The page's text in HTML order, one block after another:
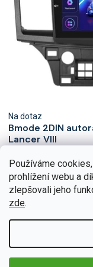
Používáme
prohlížení webu a
zlepšovali jeho
zde.
Bmode 2DIN
Lancer VIII
Na dotaz
5 490 Kč
neuvěřitelným zvukem
pohled upoutá